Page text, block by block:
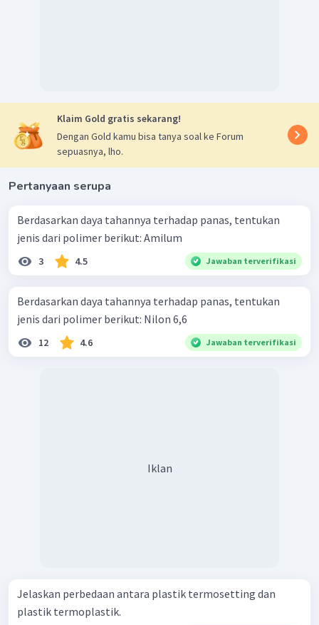
Klaim Gold gratis sekarang!
Dengan Gold kamu bisa tanya soal ke Forum
sepuasnya, lho.
Pertanyaan serupa
Berdasarkan daya tahannya terhadap panas, tentukan
jenis dari polimer berikut: Amilum
3 4.5 Jawaban terverifikasi
Berdasarkan daya tahannya terhadap panas, tentukan
jenis dari polimer berikut: Nilon 6,6
12 4.6 Jawaban terverifikasi
Iklan
Jelaskan perbedaan antara plastik termosetting dan
plastik termoplastik.